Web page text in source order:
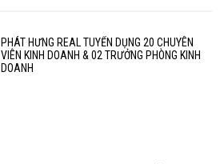
PHÁT HƯNG REAL TUYỂN DỤNG 20 CHUYÊN
VIÊN KINH DOANH & 02 TRƯỞNG PHÒNG KINH
DOANH